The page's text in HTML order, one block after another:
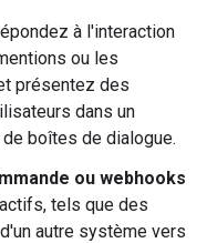
à l'interaction
ou les
présentez des
dans un
boîtes de dialogue.
ou webhooks
tels que des
autre système vers